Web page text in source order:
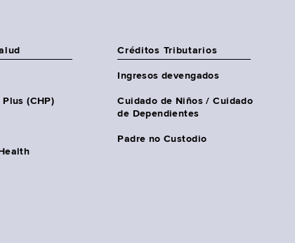
(CHP)
Créditos Tributarios
Ingresos devengados
Cuidado de Niños / Cuidado
de Dependientes
Padre no Custodio